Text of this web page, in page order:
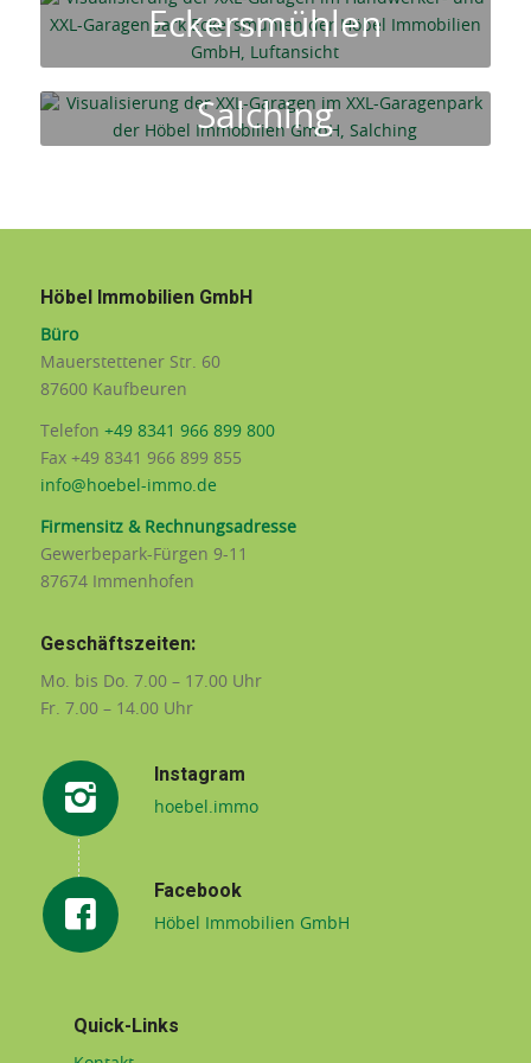
Eckersmühlen
Salching
Höbel Immobilien GmbH
Büro
Mauerstettener Str. 60
87600 Kaufbeuren
Telefon +49 8341 966 899 800
Fax +49 8341 966 899 855
info@hoebel-immo.de
Firmensitz & Rechnungsadresse
Gewerbepark-Fürgen 9-11
87674 Immenhofen
Geschäftszeiten:
Mo. bis Do. 7.00 – 17.00 Uhr
Fr. 7.00 – 14.00 Uhr
Instagram
hoebel.immo
Facebook
Höbel Immobilien GmbH
Quick-Links